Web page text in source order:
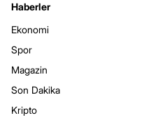
Haberler
Ekonomi
Spor
Magazin
Son Dakika
Kripto